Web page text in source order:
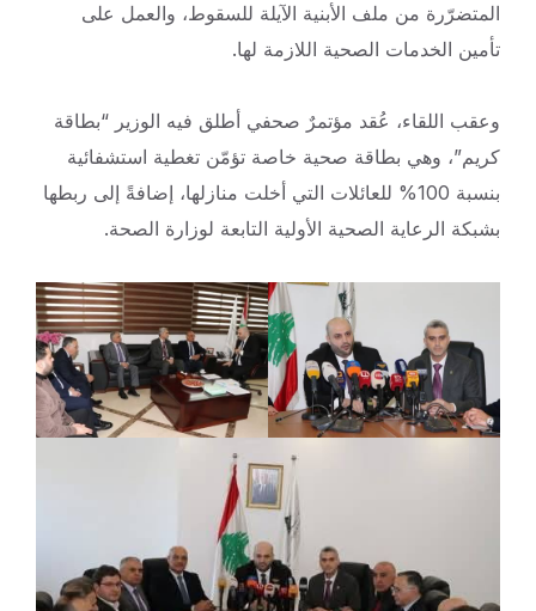
المتضرّرة من ملف الأبنية الآيلة للسقوط، والعمل على
تأمين الخدمات الصحية اللازمة لها.
وعقب اللقاء، عُقد مؤتمرٌ صحفي أطلق فيه الوزير “بطاقة
كريم”، وهي بطاقة صحية خاصة تؤمّن تغطية استشفائية
بنسبة 100% للعائلات التي أخلت منازلها، إضافةً إلى ربطها
بشبكة الرعاية الصحية الأولية التابعة لوزارة الصحة.